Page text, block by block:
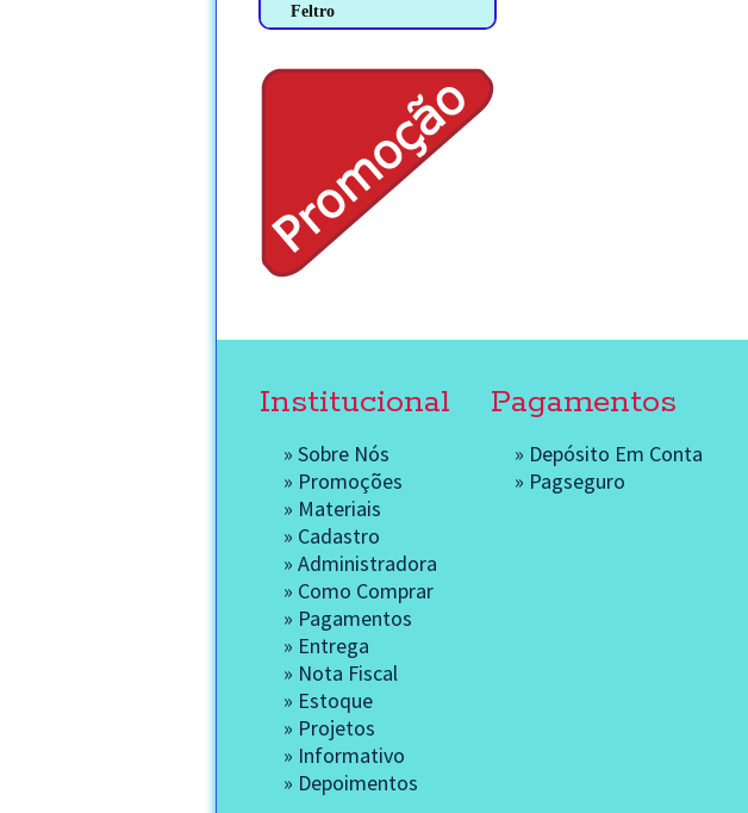
Feltro
Institucional
» Sobre Nós
» Promoções
» Materiais
» Cadastro
» Administradora
» Como Comprar
» Pagamentos
» Entrega
» Nota Fiscal
» Estoque
» Projetos
» Informativo
» Depoimentos
Pagamentos
» Depósito Em Conta
» Pagseguro